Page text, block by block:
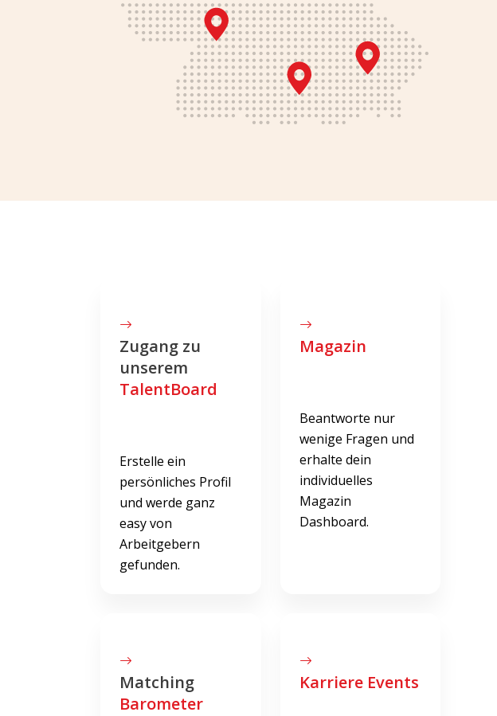
Zugang zu
unserem
TalentBoard
Erstelle ein
persönliches Profil
und werde ganz
easy von
Arbeitgebern
gefunden.
Magazin
Beantworte nur
wenige Fragen und
erhalte dein
individuelles
Magazin
Dashboard.
Matching
Barometer
Karriere Events